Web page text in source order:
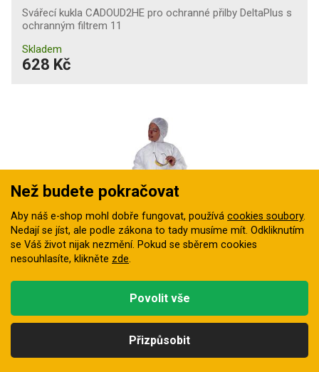
Svářecí kukla CADOUD2HE pro ochranné přilby DeltaPlus s
ochranným filtrem 11
Skladem
628 Kč
Kombinéza jednorázová DeltaPlus PO106
Jednorázová kombinéza s kapucí vhodná pro
Skladem u dodavatele
Než budete pokračovat
Aby náš e-shop mohl dobře fungovat, používá cookies soubory.
Nedají se jíst, ale podle zákona to tady musíme mít. Odkliknutím
se Váš život nijak nezmění. Pokud se sběrem cookies
nesouhlasíte, klikněte zde.
Přizpůsobit
Povolit vše